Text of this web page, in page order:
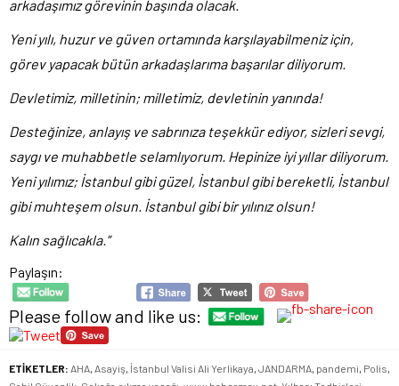
arkadaşımız görevinin başında olacak.
Yeni yılı, huzur ve güven ortamında karşılayabilmeniz için,
görev yapacak bütün arkadaşlarıma başarılar diliyorum.
Devletimiz, milletinin; milletimiz, devletinin yanında!
Desteğinize, anlayış ve sabrınıza teşekkür ediyor, sizleri sevgi,
saygı ve muhabbetle selamlıyorum. Hepinize iyi yıllar diliyorum.
Yeni yılımız; İstanbul gibi güzel, İstanbul gibi bereketli, İstanbul
gibi muhteşem olsun. İstanbul gibi bir yılınız olsun!
Kalın sağlıcakla.”
Paylaşın:
Please follow and like us:
ETİKETLER: AHA, Asayiş, İstanbul Valisi Ali Yerlikaya, JANDARMA, pandemi, Polis,